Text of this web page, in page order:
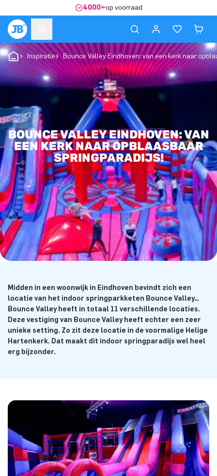
4000+op voorraad
Inspiratie Bounce Valley Eindhoven: van een kerk naar
BOUNCE VALLEY EINDHOVEN: VAN
EEN KERK NAAR OPBLAASBAAR
SPRINGPARADIJS!
Midden in een woonwijk in Eindhoven bevindt zich een
locatie van het indoor springparkketen Bounce Valley…
Bounce Valley heeft in totaal 11 verschillende locaties.
Deze vestiging van Bounce Valley heeft echter een zeer
unieke setting. Zo zit deze locatie in de voormalige Helige
Hartenkerk. Dat maakt dit indoor springparadijs wel heel
erg bijzonder.